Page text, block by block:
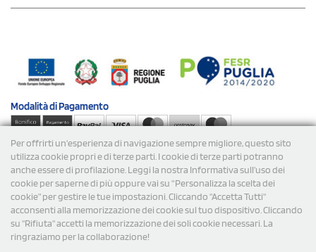
Per offrirti un'esperienza di navigazione sempre migliore, questo sito
utilizza cookie propri e di terze parti. I cookie di terze parti potranno
anche essere di profilazione. Leggi la nostra Informativa sull’uso dei
cookie per saperne di più oppure vai su “Personalizza la scelta dei
cookie” per gestire le tue impostazioni. Cliccando "Accetta Tutti"
acconsenti alla memorizzazione dei cookie sul tuo dispositivo. Cliccando
su "Rifiuta" accetti la memorizzazione dei soli cookie necessari. La
ringraziamo per la collaborazione!
Modalità diPagamento
Spedizioni